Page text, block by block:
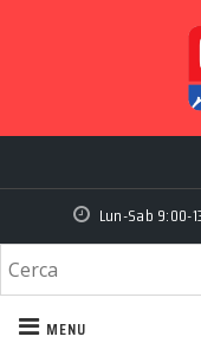
Lun-Sab 9:00-
MENU